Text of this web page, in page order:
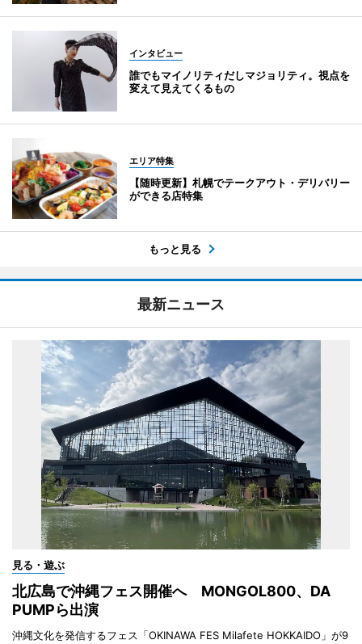
インタビュー
誰でもマイノリティだしマジョリティ。視点を
変えて見えてくるもの
エリア特集
【随時更新】札幌でテークアウト・デリバリー
ができる店特集
もっと見る
最新ニュース
見る・遊ぶ
北広島で沖縄フェス開催へ MONGOL800、DA
PUMPら出演
沖縄文化を発信するフェス「OKINAWA FES Milafete HOKKAIDO」が9